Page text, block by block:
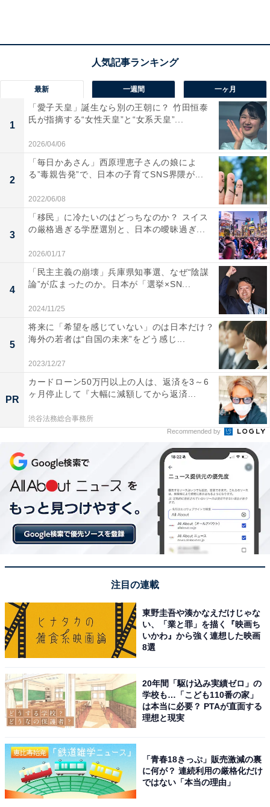
したことがない。触るのもイヤ」という声も上がりまし
「浴室掃除」が嫌いな理由に関しては、湿気が多い場所
ということもあり「カビやヌメリの掃除が大変」といっ
た意見が多数寄せられました。髪の毛やゴミが溜まる排
水溝掃除も「汚くて触りたくない」と、避けたがるワー
キングマザーが多いようです。さらに「中腰姿勢で疲れ
る」「たくさん物があるから時間がかかる」といったネ
ガティブな要素を挙げる人もいました。
嫌いな家事があるワーキングマザー、40～50代は
9割以上
「嫌いな家事がある」と答えたワーキングマザーの年代別割合
「嫌いな家事がありますか？」との質問に対し、87.7％
の回答者が「ある」と回答。年代別で見ると、最も少な
い20代で75.8％、最も多い40代で94.4％でした。子育て
が伴う40代。家事に対するモチベーションが低くなるの
もうなずけますね。
最新 一週間 一ヶ月
1
「愛子天皇」誕生なら別の王朝に？ 竹田恒泰
氏が指摘する“女性天皇”と“女系天皇”...
2026/04/06
2
「毎日かあさん」西原理恵子さんの娘によ
る”毒親告発”で、日本の子育てSNS界隈が...
2022/06/08
3
「移民」に冷たいのはどっちなのか？ スイス
の厳格過ぎる学歴選別と、日本の曖昧過ぎ...
2026/01/17
4
「民主主義の崩壊」兵庫県知事選、なぜ“陰謀
論”が広まったのか。日本が「選挙×SN...
2024/11/25
5
将来に「希望を感じていない」のは日本だけ？
海外の若者は“自国の未来”をどう感じ...
2023/12/27
PR
カードローン50万円以上の人は、返済を3～6
ヶ月停止して『大幅に減額してから返済...
渋谷法務総合事務所
Recommended by
注目の連載
東野圭吾や湊かなえだけじゃな
い、「業と罪」を描く『映画ち
いかわ』から強く連想した映画
8選
20年間「駆け込み実績ゼロ」の
学校も…「こども110番の家」
は本当に必要？ PTAが直面する
理想と現実
「青春18きっぷ」販売激減の裏
に何が？ 連続利用の厳格化だけ
ではない「本当の理由」